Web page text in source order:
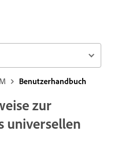
Benutzerhandbuch
zur
universellen